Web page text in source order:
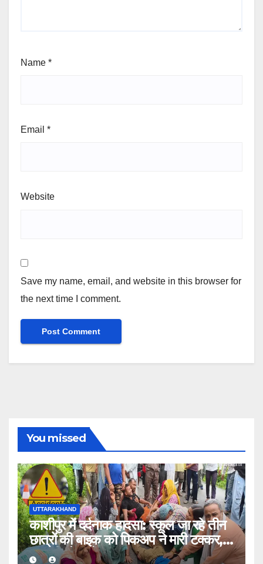
Name *
Email *
Website
Save my name, email, and website in this browser for
the next time I comment.
You missed
UTTARAKHAND
काशीपुर में दर्दनाक हादसा: स्कूल जा रहे तीन
छात्रों की बाइक को पिकअप ने मारी टक्कर,
एक की मौत, दो घायल